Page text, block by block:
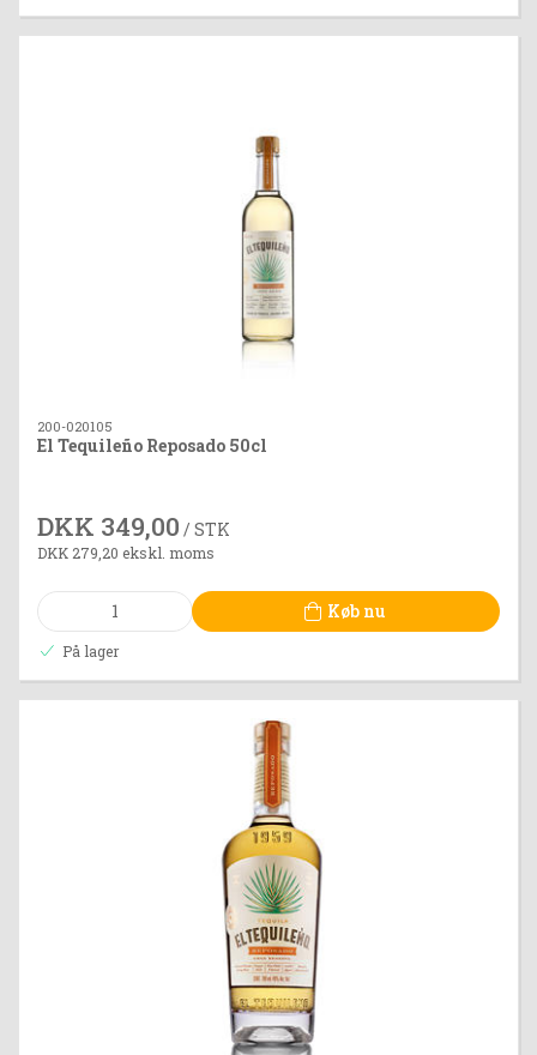
200-020105
El Tequileño Reposado 50cl
DKK 349,00 / STK
DKK 279,20 ekskl. moms
Køb nu
På lager